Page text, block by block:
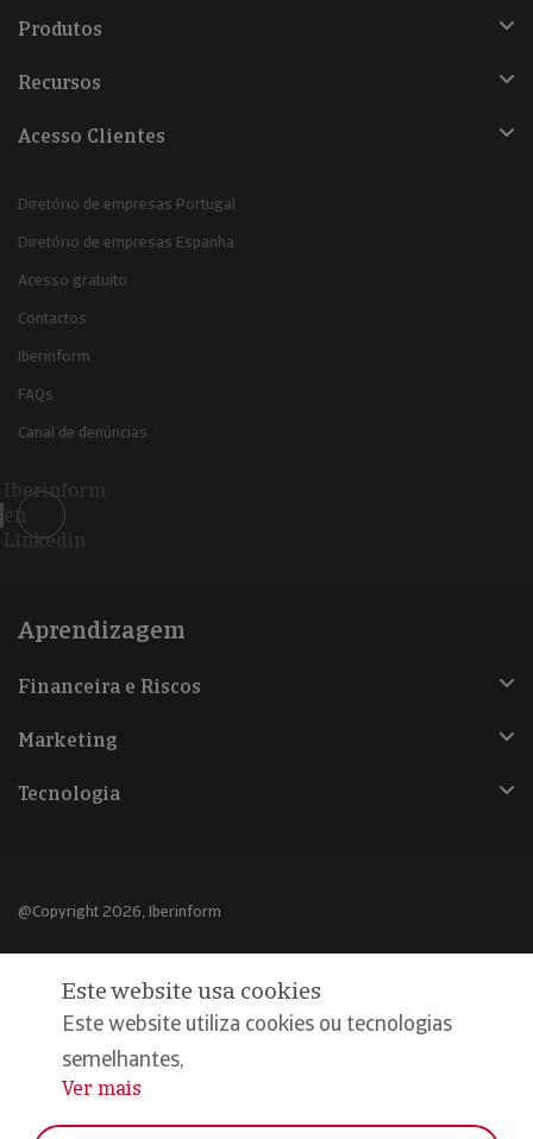
Produtos
Recursos
Acesso Clientes
Diretório de empresas Portugal
Diretório de empresas Espanha
Acesso gratuito
Contactos
Iberinform
FAQs
Canal de denúncias
Iberinform
en
Linkedin
Aprendizagem
Financeira e Riscos
Marketing
Tecnologia
@Copyright 2026, Iberinform
Declaração de privacidade
Compromisso qualidade e segurança
Este website usa cookies
Este website utiliza cookies ou tecnologias
semelhantes,
...
Ver mais